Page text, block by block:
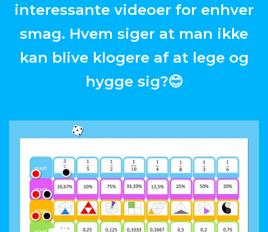
interessante videoer for enhver
smag. Hvem siger at man ikke
kan blive klogere af at lege og
hygge sig?😊